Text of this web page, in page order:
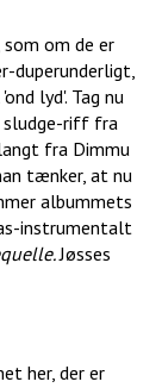
om de er
duperunderligt,
lyd'. Tag nu
sludge-riff fra
fra Dimmu
tænker, at nu
albummets
instrumentalt
Jøsses
her, der er